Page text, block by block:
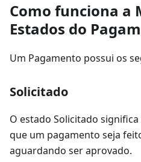
Como funciona a
Estados do
Um Pagamento possui os
Solicitado
O estado Solicitado
que um pagamento seja
aguardando ser aprovado.